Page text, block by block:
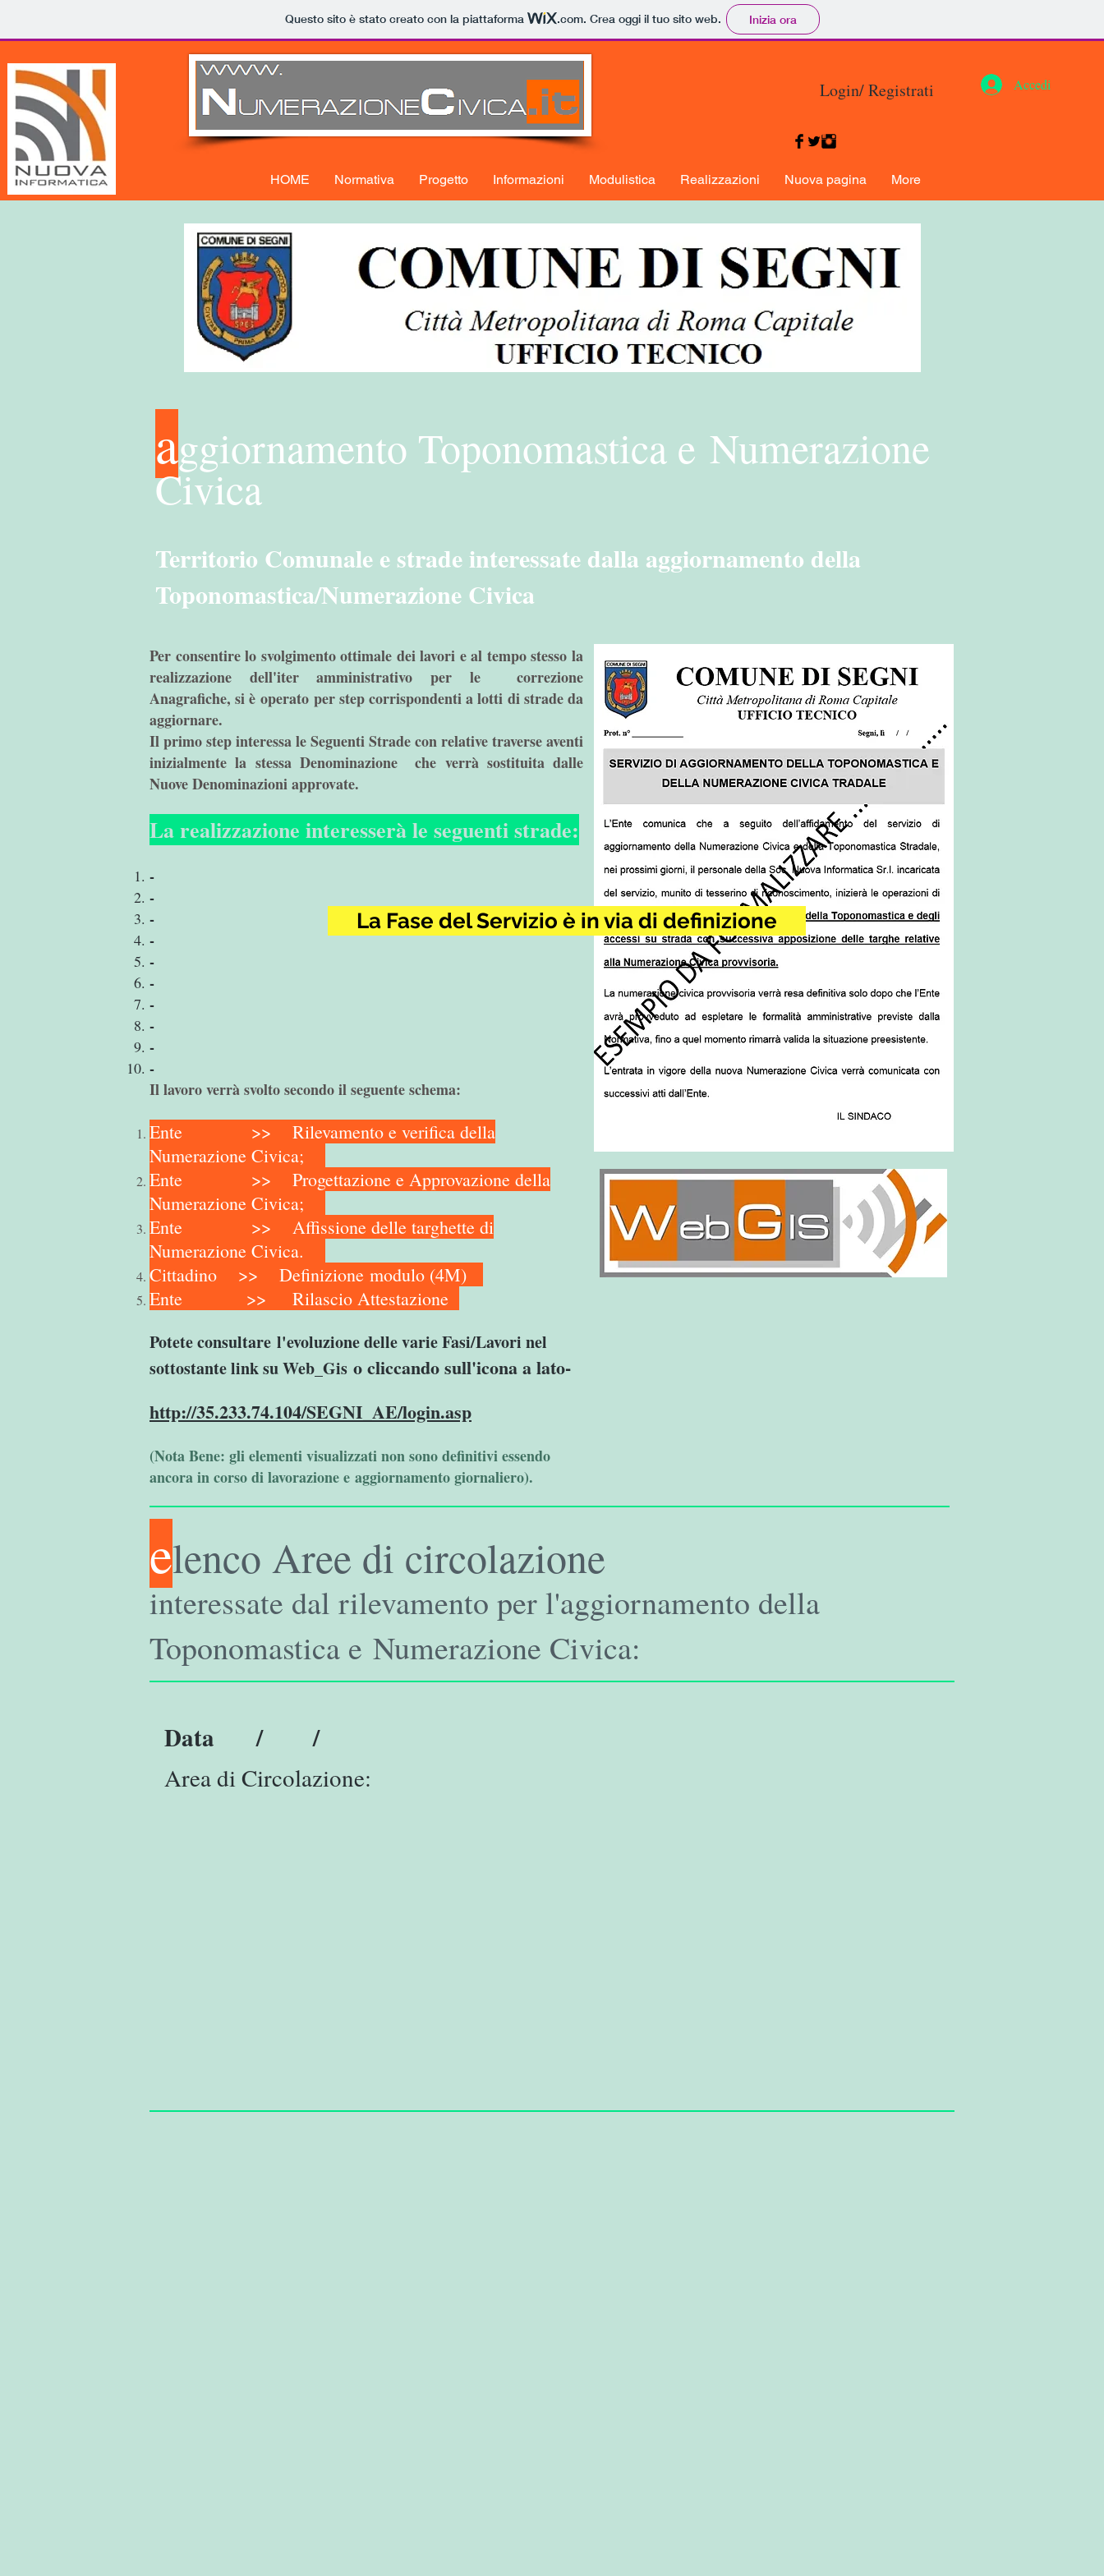
Questo sito è stato creato con la piattaforma .com. Crea oggi il tuo sito web. Inizia ora
Login/ Registrati Accedi
HOME Normativa Progetto Informazioni Modulistica Realizzazioni Nuova pagina More
aggiornamento Toponomastica e Numerazione
Civica
Territorio Comunale e strade interessate dalla aggiornamento della
Toponomastica/Numerazione Civica
Per consentire lo svolgimento ottimale dei lavori e al tempo stesso la
realizzazione dell'iter amministrativo per le correzione
Anagrafiche, si è operato per step corrispondenti a lotti di strade da
aggiornare.
Il primo step interessa le Seguenti Strade con relative traverse aventi
inizialmente la stessa Denominazione che verrà sostituita dalle
Nuove Denominazioni approvate.
La realizzazione interesserà le seguenti strade:
-
-
-
-
-
-
-
-
-
-
Il lavoro verrà svolto secondo il seguente schema:
Ente >> Rilevamento e verifica della
Numerazione Civica;
Ente >> Progettazione e Approvazione della
Numerazione Civica;
Ente >> Affissione delle targhette di
Numerazione Civica.
Cittadino >> Definizione modulo (4M)
Ente >> Rilascio Attestazione
Potete consultare l'evoluzione delle varie Fasi/Lavori nel
sottostante link su Web_Gis o cliccando sull'icona a lato-
http://35.233.74.104/SEGNI_AE/login.asp
(Nota Bene: gli elementi visualizzati non sono definitivi essendo
ancora in corso di lavorazione e aggiornamento giornaliero).
La Fase del Servizio è in via di definizione
elenco Aree di circolazione
interessate dal rilevamento per l'aggiornamento della
Toponomastica e Numerazione Civica:
Data / /
Area di Circolazione: